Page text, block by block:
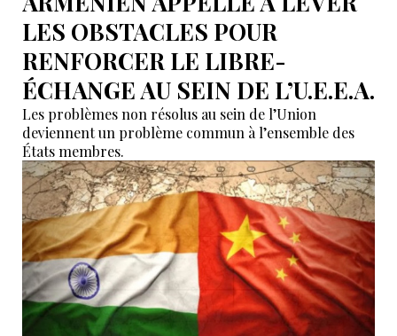
LES OBSTACLES POUR
RENFORCER LE LIBRE-
ÉCHANGE AU SEIN DE L’U.E.E.A.
Les problèmes non résolus au sein de l’Union
deviennent un problème commun à l’ensemble des
États membres.